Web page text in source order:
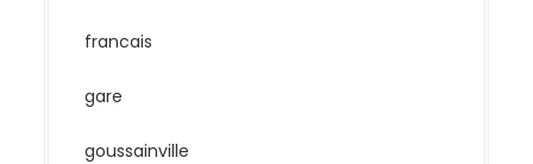
francais
gare
goussainville